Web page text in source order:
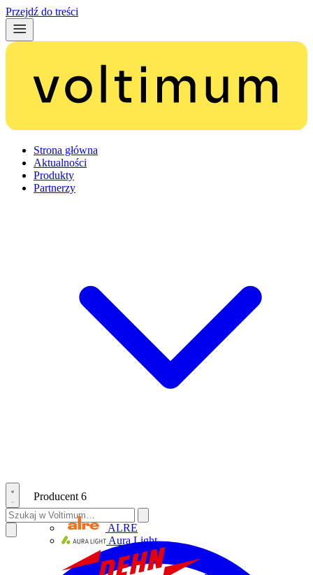
Przejdź do treści
Strona główna
Aktualności
Produkty
Partnerzy
Producent 6
ALRE
Aura Light